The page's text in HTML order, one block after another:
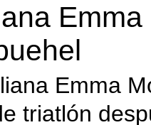
Emma
triatlón